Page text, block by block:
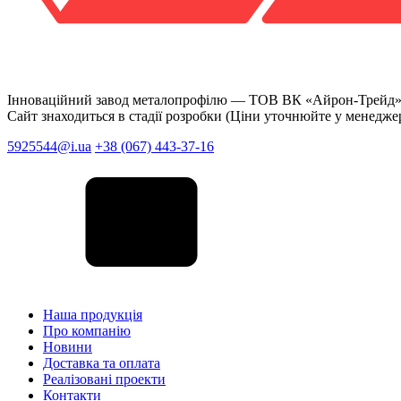
Інноваційний завод металопрофілю — ТОВ ВК «Айрон-Трейд»
Сайт знаходиться в стадії розробки (Ціни уточнюйте у
5925544@i.ua +38 (067) 443-37-16
Наша продукція
Про компанію
Новини
Доставка та оплата
Реалізовані проекти
Контакти